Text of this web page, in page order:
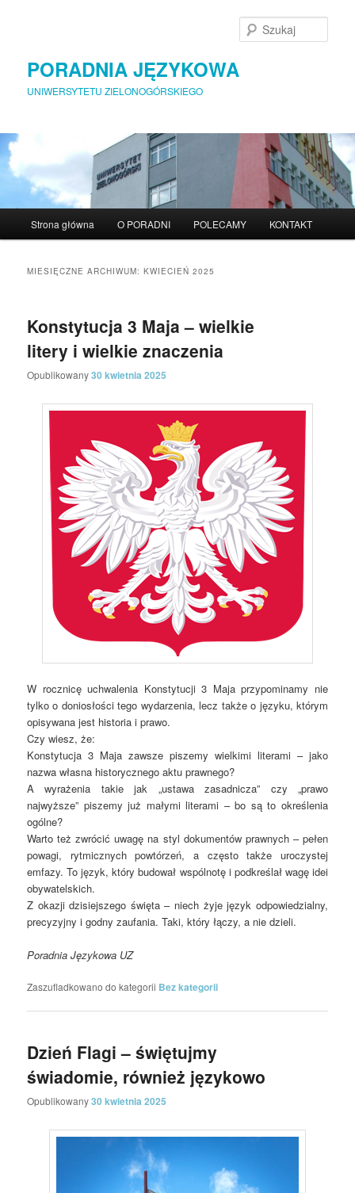
PORADNIA JĘZYKOWA
UNIWERSYTETU ZIELONOGÓRSKIEGO
Przeskocz do tekstu
Przeskocz do widgetów
Strona główna O PORADNI POLECAMY KONTAKT
MIESIĘCZNE ARCHIWUM:KWIECIEŃ 2025
Konstytucja 3 Maja – wielkie
litery i wielkie znaczenia
Opublikowany30 kwietnia 2025
W rocznicę uchwalenia Konstytucji 3 Maja przypominamy nie
tylko o doniosłości tego wydarzenia, lecz także o języku, którym
opisywana jest historia i prawo.
Czy wiesz, że:
Konstytucja 3 Maja zawsze piszemy wielkimi literami – jako
nazwa własna historycznego aktu prawnego?
A wyrażenia takie jak „ustawa zasadnicza” czy „prawo
najwyższe” piszemy już małymi literami – bo są to określenia
ogólne?
Warto też zwrócić uwagę na styl dokumentów prawnych – pełen
powagi, rytmicznych powtórzeń, a często także uroczystej
emfazy. To język, który budował wspólnotę i podkreślał wagę idei
obywatelskich.
Z okazji dzisiejszego święta – niech żyje język odpowiedzialny,
precyzyjny i godny zaufania. Taki, który łączy, a nie dzieli.
Poradnia Językowa UZ
Zaszufladkowano do kategorii Bez kategorii
Dzień Flagi – świętujmy
świadomie, również językowo
Opublikowany30 kwietnia 2025